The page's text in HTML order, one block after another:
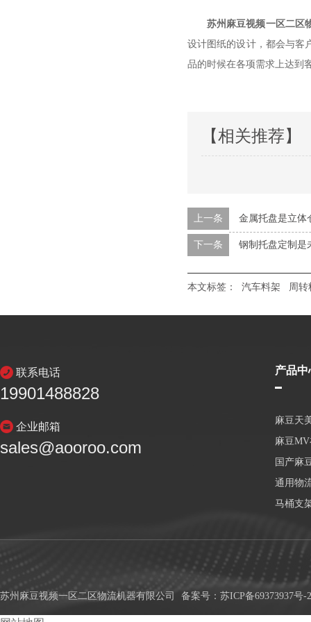
苏州麻豆视频一区二区
设计图纸的设计，都会与客
品的时候在各项需求上达到客
【相关推荐】
上一条 金属托盘是立体
下一条 钢制托盘定制是
本文标签： 汽车料架 周转
联系电话
19901488828
企业邮箱
sales@aooroo.com
产品中
麻豆天
麻豆
国产麻
通用物
马桶支
苏州麻豆视频一区二区物流机器有限公司 备案号： 苏ICP备69373937号-2